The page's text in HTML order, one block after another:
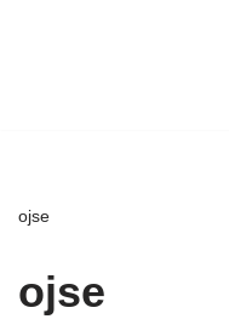
ojse
ojse